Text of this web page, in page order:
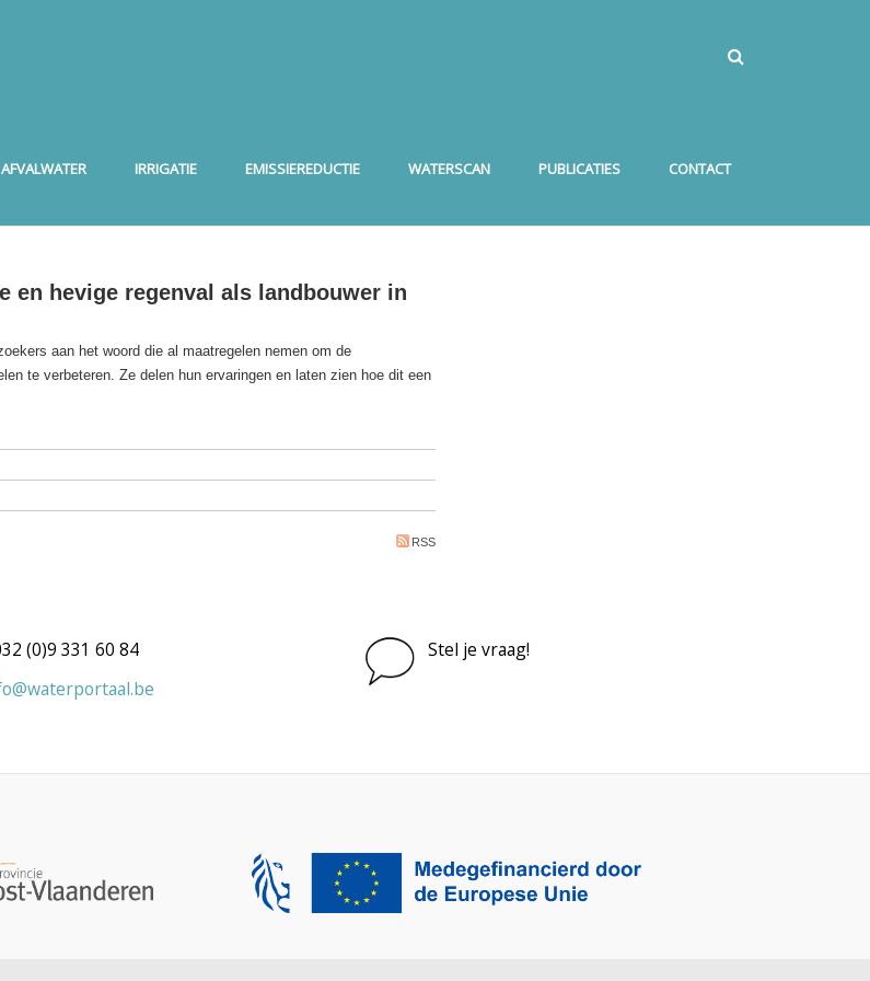
AFVALWATER IRRIGATIE EMISSIEREDUCTIE WATERSCAN PUBLICATIES CONTACT
en hevige regenval als landbouwer in
aan het woord die al maatregelen nemen om de
te verbeteren. Ze delen hun ervaringen en laten zien hoe dit een
RSS
(0)9 331 60 84
Stel je vraag!